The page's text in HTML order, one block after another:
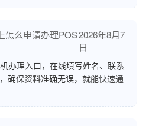
怎么申请办理POS2026年8月7
日
办理入口，在线填写姓名、联系
确保资料准确无误，就能快速通